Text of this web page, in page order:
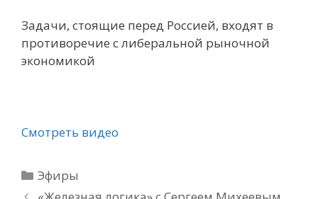
Задачи, стоящие перед Россией, входят в
противоречие с либеральной рыночной
экономикой
Смотреть видео
Рубрики
Эфиры